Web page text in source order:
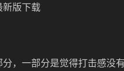
新版下载
分，一部分是觉得打击感没